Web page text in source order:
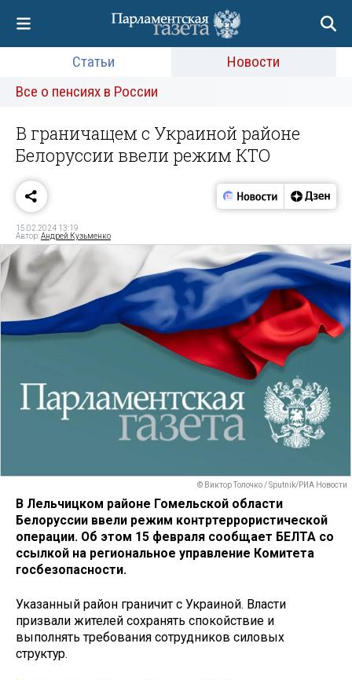
Статьи
Новости
Все о пенсиях в России
В граничащем с Украиной районе
Белоруссии ввели режим КТО
15.02.2024 13:19
Автор:Андрей Кузьменко
© Виктор Толочко / Sputnik/РИА Новости
В Лельчицком районе Гомельской области
Белоруссии ввели режим контртеррористической
операции. Об этом 15 февраля сообщает БЕЛТА со
ссылкой на региональное управление Комитета
госбезопасности.
Указанный район граничит с Украиной. Власти
призвали жителей сохранять спокойствие и
выполнять требования сотрудников силовых
структур.